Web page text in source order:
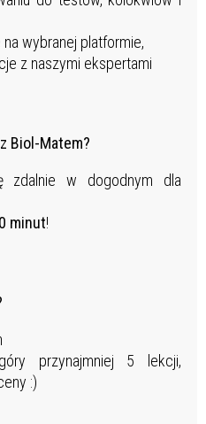
wybranej platformie,
z naszymi ekspertami
Biol-Matem?
zdalnie w dogodnym dla
minut!
przynajmniej 5 lekcji,
:)